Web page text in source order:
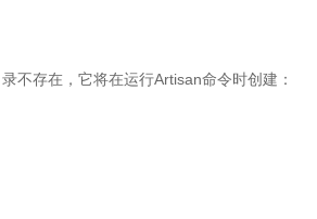
不存在，它将在运行Artisan命令时创建：